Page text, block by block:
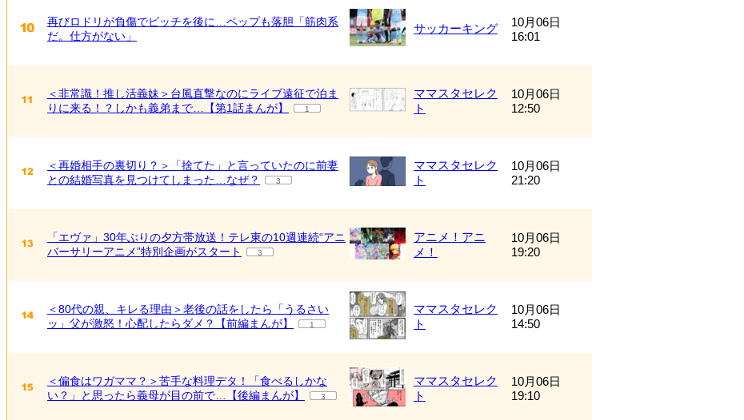
再びロドリが負傷でピッチを後に…ペップも落胆「筋肉系
だ。仕方がない」
サッカーキング
10月06日
16:01
＜非常識！推し活義妹＞台風直撃なのにライブ遠征で泊ま
りに来る！？しかも義弟まで…【第1話まんが】
1
ママスタセレク
ト
10月06日
12:50
＜再婚相手の裏切り？＞「捨てた」と言っていたのに前妻
との結婚写真を見つけてしまった…なぜ？
3
ママスタセレク
ト
10月06日
21:20
「エヴァ」30年ぶりの夕方帯放送！テレ東の10週連続“アニ
バーサリーアニメ”特別企画がスタート
3
アニメ！アニ
メ！
10月06日
19:20
＜80代の親、キレる理由＞老後の話をしたら「うるさい
ッ」父が激怒！心配したらダメ？【前編まんが】
1
ママスタセレク
ト
10月06日
14:50
＜偏食はワガママ？＞苦手な料理デタ！「食べるしかな
い？」と思ったら義母が目の前で…【後編まんが】
3
ママスタセレク
ト
10月06日
19:10